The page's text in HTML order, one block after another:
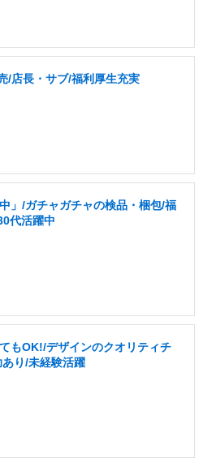
/店長・サブ/福利厚生充実
」/ガチャガチャの検品・梱包/福
代活躍中
もOK!/デザインのクオリティチ
り/未経験活躍